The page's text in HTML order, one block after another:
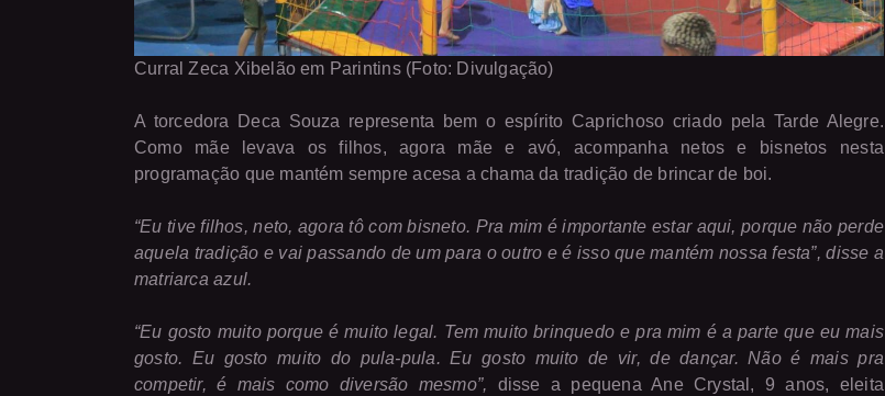
Curral Zeca Xibelão em Parintins (Foto: Divulgação)
A torcedora Deca Souza representa bem o espírito Caprichoso criado pela Tarde Alegre.
Como mãe levava os filhos, agora mãe e avó, acompanha netos e bisnetos nesta
programação que mantém sempre acesa a chama da tradição de brincar de boi.
“Eu tive filhos, neto, agora tô com bisneto. Pra mim é importante estar aqui, porque não perde
aquela tradição e vai passando de um para o outro e é isso que mantém nossa festa”, disse a
matriarca azul.
“Eu gosto muito porque é muito legal. Tem muito brinquedo e pra mim é a parte que eu mais
gosto. Eu gosto muito do pula-pula. Eu gosto muito de vir, de dançar. Não é mais pra
competir, é mais como diversão mesmo”, disse a pequena Ane Crystal, 9 anos, eleita